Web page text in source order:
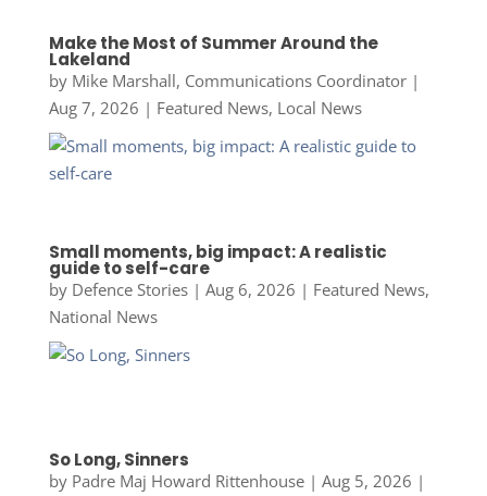
Make the Most of Summer Around the
Lakeland
by Mike Marshall, Communications Coordinator|
Aug 7, 2026 | Featured News, Local News
Small moments, big impact: A realistic
guide to self-care
by Defence Stories| Aug 6, 2026 | Featured News,
National News
So Long, Sinners
by Padre Maj Howard Rittenhouse| Aug 5, 2026 |